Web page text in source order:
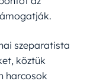
szeparatista
köztük
harcosok